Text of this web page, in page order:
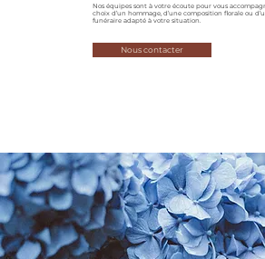
Nos équipes sont à votre écoute pour vous
choix d’un hommage, d’une composition florale ou
funéraire adapté à votre situation.
Nous contacter